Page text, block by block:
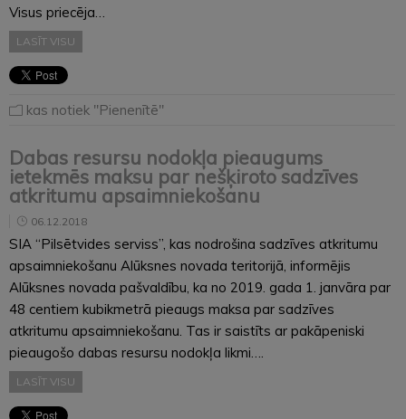
Visus priecēja…
LASĪT VISU
kas notiek "Pienenītē"
Dabas resursu nodokļa pieaugums
ietekmēs maksu par nešķiroto sadzīves
atkritumu apsaimniekošanu
06.12.2018
SIA “Pilsētvides serviss”, kas nodrošina sadzīves atkritumu
apsaimniekošanu Alūksnes novada teritorijā, informējis
Alūksnes novada pašvaldību, ka no 2019. gada 1. janvāra par
48 centiem kubikmetrā pieaugs maksa par sadzīves
atkritumu apsaimniekošanu. Tas ir saistīts ar pakāpeniski
pieaugošo dabas resursu nodokļa likmi….
LASĪT VISU